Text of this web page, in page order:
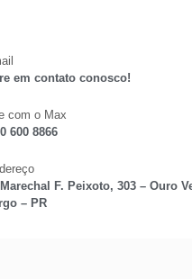
em contato conosco!
com o Max
600 8866
F. Peixoto, 303 – Ouro
– PR